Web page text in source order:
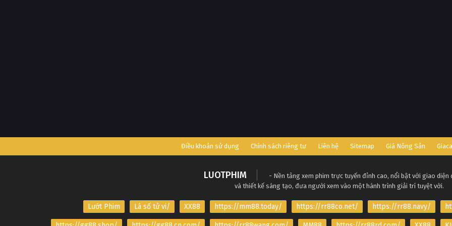
Điều khoản sử dụng Chính sách riêng tư Liên hệ Sitemap Giá Nông Sản
LUOTPHIM
- Nền tảng xem phim trực tuyến đỉnh cao, nổi bật với giao diện
và thiết kế sáng tạo, đưa người xem vào một hành trình giải trí tuyệt vời.
Lướt Phim Lá số tử vi/ XX88 https://mm88.today/ https://rr88co.net/ https://rr88.navy/